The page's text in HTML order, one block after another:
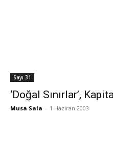
Sayı 31
‘Doğal Sınırlar’,
Musa Sala - 1 Haziran 2003